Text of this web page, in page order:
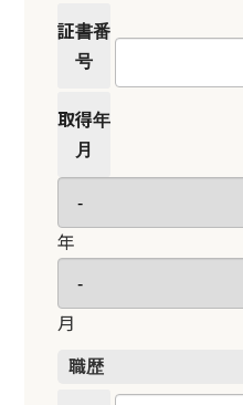
証書番
号
取得年
月
年
月
職歴